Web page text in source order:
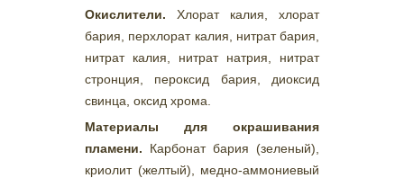
Окислители. Хлорат калия, хлорат
бария, перхлорат калия, нитрат бария,
нитрат калия, нитрат натрия, нитрат
стронция, пероксид бария, диоксид
свинца, оксид хрома.
Материалы для окрашивания
пламени. Карбонат бария (зеленый),
криолит (желтый), медно-аммониевый